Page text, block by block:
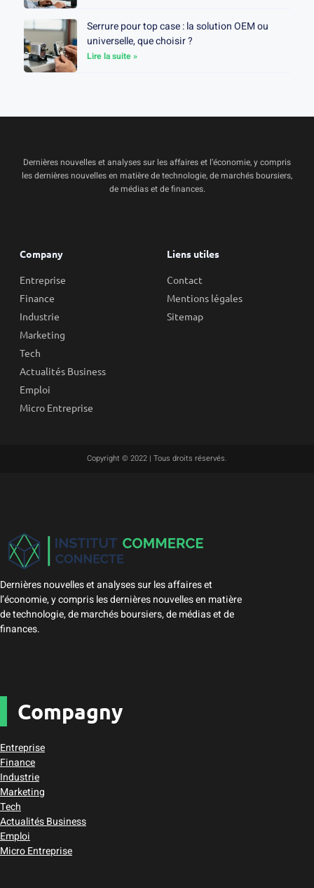
Serrure pour top case : la solution OEM ou
universelle, que choisir ?
Lire la suite »
Dernières nouvelles et analyses sur les affaires et l’économie, y compris
les dernières nouvelles en matière de technologie, de marchés boursiers,
de médias et de finances.
Company
Entreprise
Finance
Industrie
Marketing
Tech
Actualités Business
Emploi
Micro Entreprise
Liens utiles
Contact
Mentions légales
Sitemap
Copyright © 2022 | Tous droits réservés.
Dernières nouvelles et analyses sur les affaires et
l’économie, y compris les dernières nouvelles en matière
de technologie, de marchés boursiers, de médias et de
finances.
Compagny
Entreprise
Finance
Industrie
Marketing
Tech
Actualités Business
Emploi
Micro Entreprise